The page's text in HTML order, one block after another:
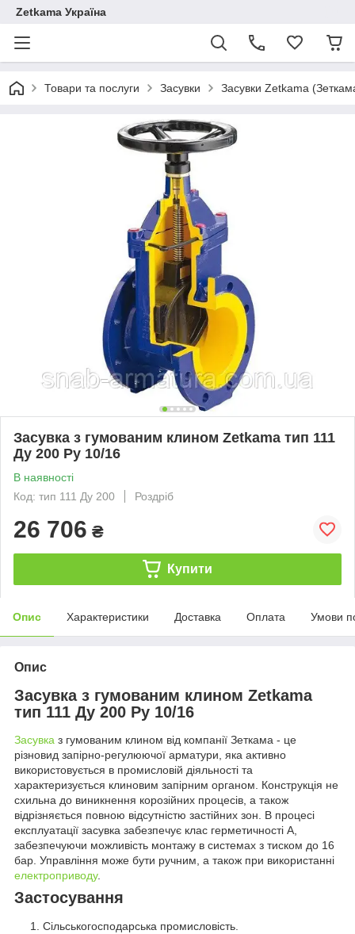
Zetkama Україна
Товари та послуги Засувки Засувки Zetkama
Засувка з гумованим клином Zetkama тип 111
Ду 200 Ру 10/16
В наявності
Код: тип 111 Ду 200
Роздріб
26 706 ₴
Купити
Опис Характеристики Доставка Оплата Умови
Опис
Засувка з гумованим клином Zetkama
тип 111 Ду 200 Ру 10/16
Засувка з гумованим клином від компанії Зеткама - це
різновид запірно-регулюючої арматури, яка активно
використовується в промисловій діяльності та
характеризується клиновим запірним органом. Конструкція не
схильна до виникнення корозійних процесів, а також
відрізняється повною відсутністю застійних зон. В процесі
експлуатації засувка забезпечує клас герметичності А,
забезпечуючи можливість монтажу в системах з тиском до 16
бар. Управління може бути ручним, а також при використанні
електроприводу.
Застосування
Сільськогосподарська промисловість.